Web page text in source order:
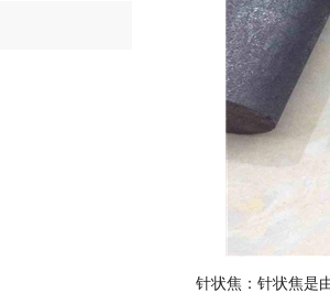
针状焦：针状焦是